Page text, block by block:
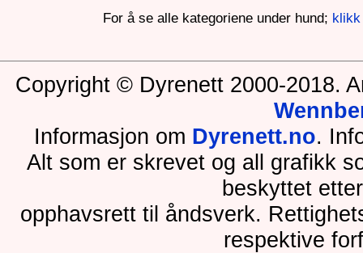
For å se alle kategoriene under hund; klikk
Copyright © Dyrenett 2000-2018.
Informasjon om Dyrenett.no.
Alt som er skrevet og all grafikk
beskyttet
opphavsrett til åndsverk.
respektive